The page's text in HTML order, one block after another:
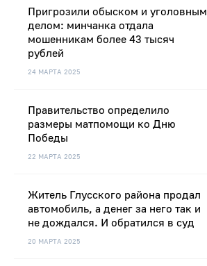
24 МАРТА 2025
Пригрозили обыском и уголовным
делом: минчанка отдала
мошенникам более 43 тысяч
рублей
22 МАРТА 2025
Правительство определило
размеры матпомощи ко Дню
Победы
20 МАРТА 2025
Житель Глусского района продал
автомобиль, а денег за него так и
не дождался. И обратился в суд